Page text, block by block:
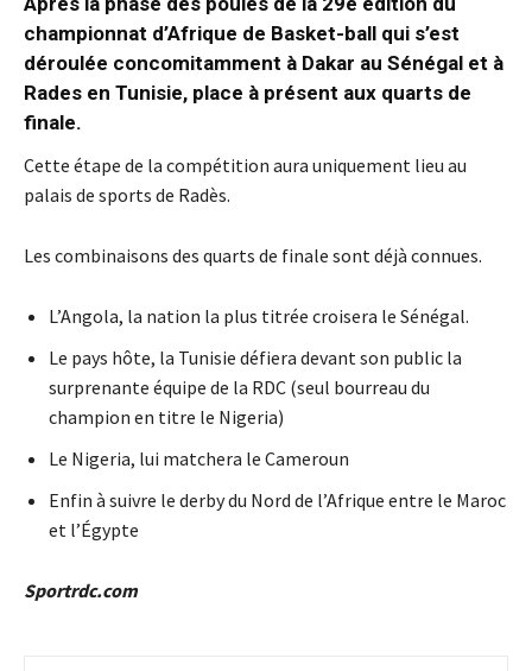
championnat d’Afrique de Basket-ball qui s’est
déroulée concomitamment à Dakar au Sénégal et à
Rades en Tunisie, place à présent aux quarts de
finale.
Cette étape de la compétition aura uniquement lieu au
palais de sports de Radès.
Les combinaisons des quarts de finale sont déjà connues.
L’Angola, la nation la plus titrée croisera le Sénégal.
Le pays hôte, la Tunisie défiera devant son public la
surprenante équipe de la RDC (seul bourreau du
champion en titre le Nigeria)
Le Nigeria, lui matchera le Cameroun
Enfin à suivre le derby du Nord de l’Afrique entre le Maroc
et l’Égypte
Sportrdc.com